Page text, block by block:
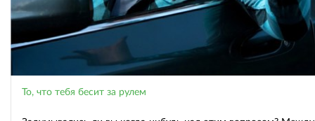
То, что тебя бесит за рулем